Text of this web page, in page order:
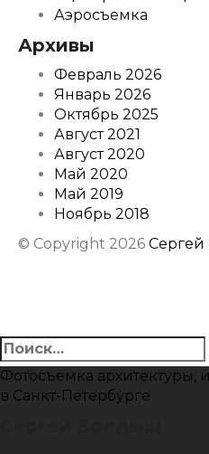
Аэросъемка
Архивы
Февраль 2026
Январь 2026
Октябрь 2025
Август 2021
Август 2020
Май 2020
Май 2019
Ноябрь 2018
© Copyright 2026
Behance
Найти:
Фотосъемка архитектуры,
в Санкт-Петербурге